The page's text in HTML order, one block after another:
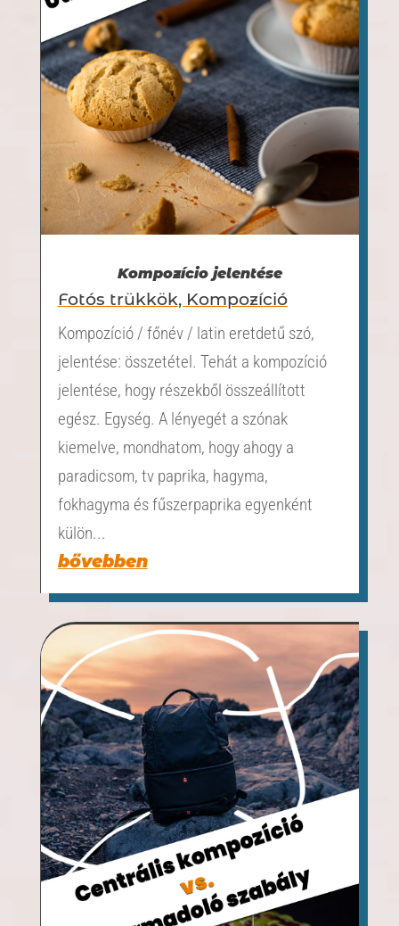
Kompozício jelentése
Fotós trükkök, Kompozíció
Kompozíció / főnév / latin eretdetű szó,
jelentése: összetétel. Tehát a kompozíció
jelentése, hogy részekből összeállított
egész. Egység. A lényegét a szónak
kiemelve, mondhatom, hogy ahogy a
paradicsom, tv paprika, hagyma,
fokhagyma és fűszerpaprika egyenként
külön...
bővebben